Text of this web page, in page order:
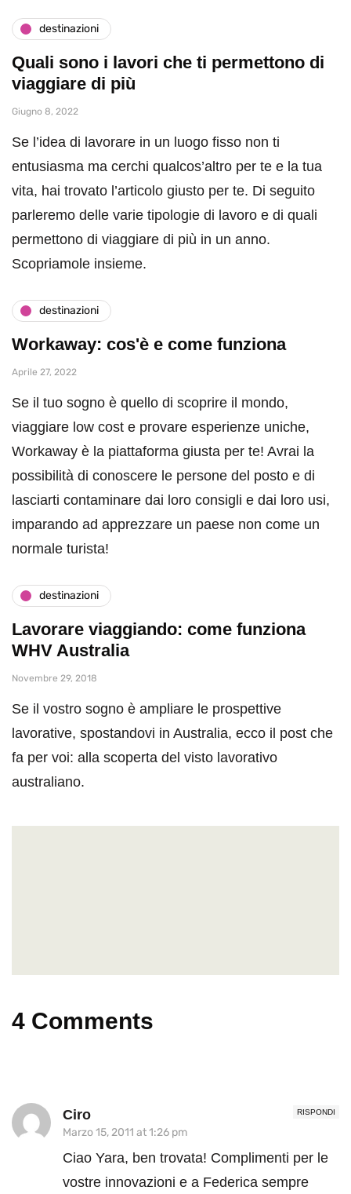
destinazioni
Quali sono i lavori che ti permettono di
viaggiare di più
Giugno 8, 2022
Se l’idea di lavorare in un luogo fisso non ti
entusiasma ma cerchi qualcos’altro per te e la tua
vita, hai trovato l’articolo giusto per te. Di seguito
parleremo delle varie tipologie di lavoro e di quali
permettono di viaggiare di più in un anno.
Scopriamole insieme.
destinazioni
Workaway: cos'è e come funziona
Aprile 27, 2022
Se il tuo sogno è quello di scoprire il mondo,
viaggiare low cost e provare esperienze uniche,
Workaway è la piattaforma giusta per te! Avrai la
possibilità di conoscere le persone del posto e di
lasciarti contaminare dai loro consigli e dai loro usi,
imparando ad apprezzare un paese non come un
normale turista!
destinazioni
Lavorare viaggiando: come funziona
WHV Australia
Novembre 29, 2018
Se il vostro sogno è ampliare le prospettive
lavorative, spostandovi in Australia, ecco il post che
fa per voi: alla scoperta del visto lavorativo
australiano.
4 Comments
RISPONDI
Ciro
Marzo 15, 2011 at 1:26 pm
Ciao Yara, ben trovata! Complimenti per le
vostre innovazioni e a Federica sempre